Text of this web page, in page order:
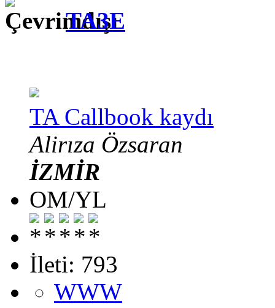
TA3E
TA Callbook kaydı
Alirıza Özsaran
İZMİR
OM/YL
İleti: 793
WWW